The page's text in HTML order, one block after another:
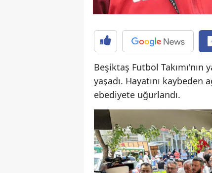
Beşiktaş Futbol Takımı'nın
yaşadı. Hayatını
ebediyete uğurlandı.